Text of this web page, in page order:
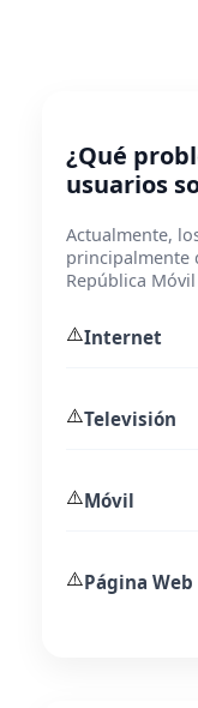
¿Qué
usuarios
Actualmente,
principalmente
República Móvil
⚠️Internet
⚠️Televisión
⚠️Móvil
⚠️Página Web